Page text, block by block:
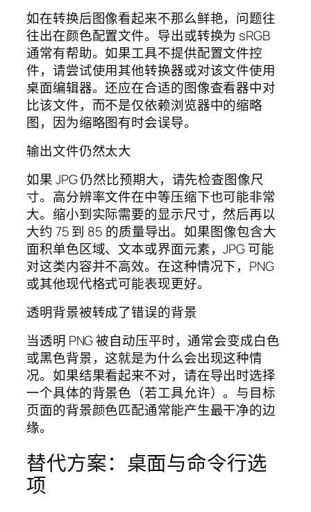
如在转换后图像看起来不那么鲜艳，问题往
往出在颜色配置文件。导出或转换为 sRGB
通常有帮助。如果工具不提供配置文件控
件，请尝试使用其他转换器或对该文件使用
桌面编辑器。还应在合适的图像查看器中对
比该文件，而不是仅依赖浏览器中的缩略
图，因为缩略图有时会误导。
输出文件仍然太大
如果 JPG 仍然比预期大，请先检查图像尺
寸。高分辨率文件在中等压缩下也可能非常
大。缩小到实际需要的显示尺寸，然后再以
大约 75 到 85 的质量导出。如果图像包含大
面积单色区域、文本或界面元素，JPG 可能
对这类内容并不高效。在这种情况下，PNG
或其他现代格式可能表现更好。
透明背景被转成了错误的背景
当透明 PNG 被自动压平时，通常会变成白色
或黑色背景，这就是为什么会出现这种情
况。如果结果看起来不对，请在导出时选择
一个具体的背景色（若工具允许）。与目标
页面的背景颜色匹配通常能产生最干净的边
缘。
替代方案：桌面与命令行选
项